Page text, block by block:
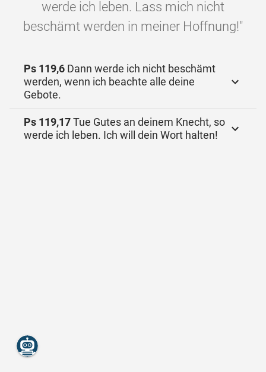
werde ich leben. Lass mich nicht
beschämt werden in meiner Hoffnung!"
Ps 119,6 Dann werde ich nicht beschämt
werden, wenn ich beachte alle deine
Gebote.
Ps 119,17Tue Gutes an deinem Knecht, so
werde ich leben. Ich will dein Wort halten!